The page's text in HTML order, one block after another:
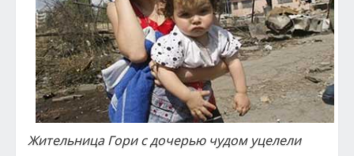
Жительница Гори с дочерью чудом уцелели